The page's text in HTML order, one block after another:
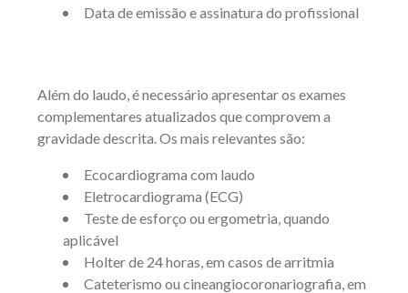
Data de emissão e assinatura do profissional
Além do laudo, é necessário apresentar os exames
complementares atualizados que comprovem a
gravidade descrita. Os mais relevantes são:
Ecocardiograma com laudo
Eletrocardiograma (ECG)
Teste de esforço ou ergometria, quando
aplicável
Holter de 24 horas, em casos de arritmia
Cateterismo ou cineangiocoronariografia, em